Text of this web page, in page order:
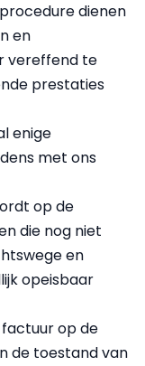
dienen
en
vereffend te
prestaties
enige
met ons
op de
die nog niet
en
opeisbaar
op de
de toestand van